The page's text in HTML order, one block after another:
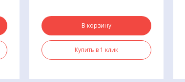
В корзину
Купить в 1 клик